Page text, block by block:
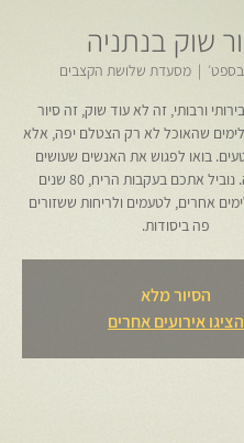
שוק בנתניה
  |
מסעדת שלושת הקצבים
ורבותי, זה לא עוד שוק, זה סיור
שהאוכל לא רק הצטלם יפה, אלא
בואו לפגוש את האנשים שעושים
אוכל באהבה. נוביל אתכם בעקבות הריח, 80 שנים
אחרים, לטעמים ולריחות ששזורים
פה ביסודות.
הסיור מלא
הציגו אירועים אחרים